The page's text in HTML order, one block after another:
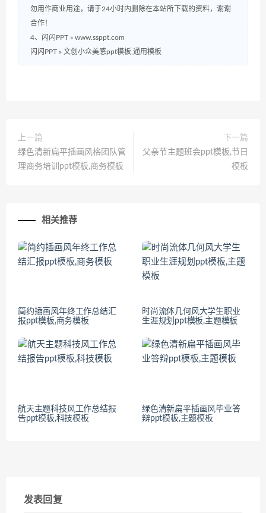
勿用作商业用途，请于24小时内删除在本站所下载的资料，谢谢
合作！
4、闪闪PPT » www.ssppt.com
闪闪PPT » 文创小众美感ppt模板,通用模板
上一篇
绿色清新扁平插画风格团队管
理商务培训ppt模板,商务模板
下一篇
父亲节主题班会ppt模板,节日
模板
相关推荐
简约插画风年终工作总结汇
报ppt模板,商务模板
时尚流体几何风大学生职业
生涯规划ppt模板,主题模板
航天主题科技风工作总结报
告ppt模板,科技模板
绿色清新扁平插画风毕业答
辩ppt模板,主题模板
发表回复